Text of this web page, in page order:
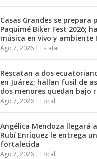
Casas Grandes se prepara
Paquimé Biker Fest 2026;
música en vivo y
Ago 7, 2026 | Estatal
Rescatan a dos
en Juárez; hallan fusil de
dos menores quedan bajo
Ago 7, 2026 | Local
Angélica Mendoza llegará
Rubí Enríquez le entrega
fortalecida
Ago 7, 2026 | Local